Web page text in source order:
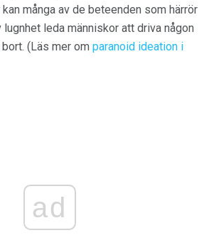
många av de beteenden som härrör
leda människor att driva någon
(Läs mer om paranoid ideation i
ad